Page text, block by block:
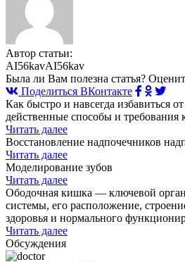
Автор статьи:
AI56kavAI56kav
Была ли Вам полезна статья?
Поделиться ВКонтакте
Как быстро и навсегда избавиться
действенные способы и требования
Читать далее
Восстановление надпочечников
Читать далее
Моделирование зубов
Читать далее
Ободочная кишка — ключевой
системы, его расположение,
здоровья и нормального
Читать далее
Обсуждения